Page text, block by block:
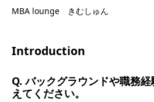
MBA lounge きむしゅん
Introduction
Q. バックグラウンドや職務
えてください。